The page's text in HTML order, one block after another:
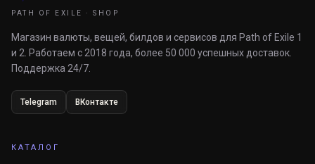
PATH OF EXILE · SHOP
Магазин валюты, вещей, билдов и сервисов для Path of Exile 1
и 2. Работаем с 2018 года, более 50 000 успешных доставок.
Поддержка 24/7.
Telegram ВКонтакте
КАТАЛОГ